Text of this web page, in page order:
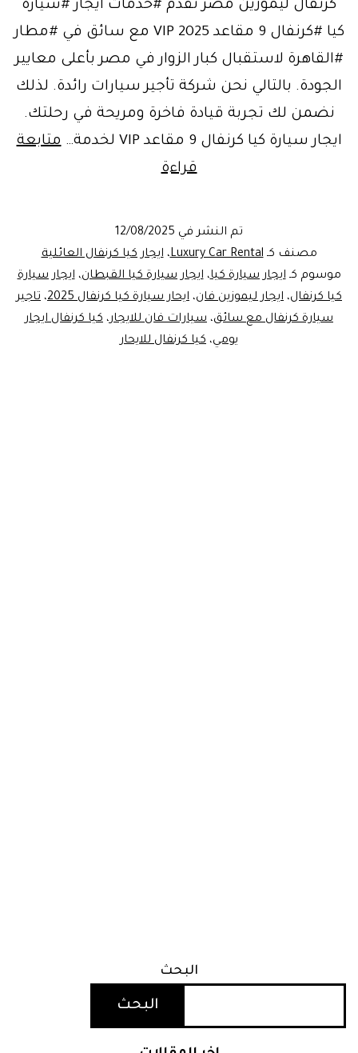
كرنفال ليموزين مصر تقدم #خدمات ايجار #سيارة
كيا #كرنفال 9 مقاعد VIP 2025 مع سائق في #مطار
#القاهرة لاستقبال كبار الزوار في مصر بأعلى معايير
الجودة. بالتالي نحن شركة تأجير سيارات رائدة. لذلك
نضمن لك تجربة قيادة فاخرة ومريحة في رحلتك.
ايجار سيارة كيا كرنفال 9 مقاعد VIP لخدمة…
متابعة
قراءةتاجير
كيا
كرنفال
9
مقاعد
VIP
تم النشر في 12/08/2025
مصنف كـLuxury Car Rental،ايجار كيا كرنفال العائلية
موسوم كـايجار سيارة كيا،ايجار سيارة كيا القبطان،ايجار سيارة
كيا كرنفال، ايجار ليموزين فان، ايحار سيارة كيا كرنفال 2025 ، تاجير
سيارة كرنفال مع سائق، سيارات فان للايجار، كيا كرنفال ايجار
يومي، كيا كرنفال للايحار
البحث
البحث